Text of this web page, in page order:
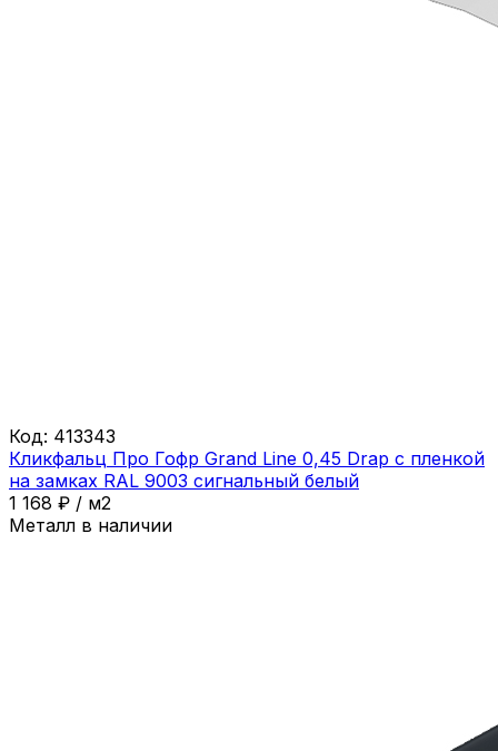
Код: 413343
Кликфальц Про Гофр Grand Line 0,45 Drap с пленкой
на замках RAL 9003 сигнальный белый
1 168 ₽ / м2
Металл в наличии